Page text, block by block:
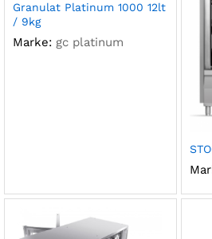
Granulat Platinum 1000 12lt
/ 9kg
Marke: gc platinum